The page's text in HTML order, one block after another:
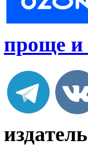
проще и